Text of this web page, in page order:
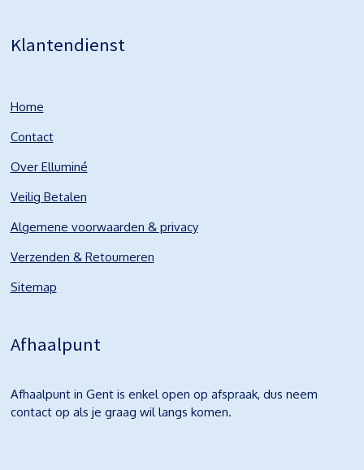
Klantendienst
Home
Contact
Over Elluminé
Veilig Betalen
Algemene voorwaarden & privacy
Verzenden & Retourneren
Sitemap
Afhaalpunt
Afhaalpunt in Gent is enkel open op afspraak, dus neem
contact op als je graag wil langs komen.